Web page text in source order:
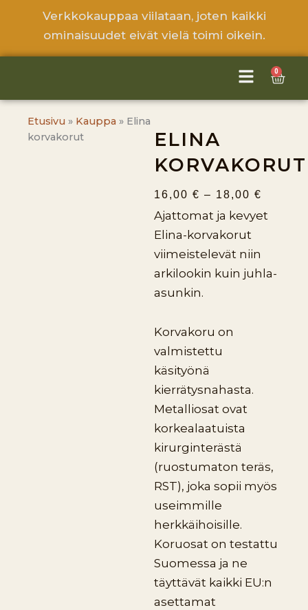
Verkkokauppaa viilataan, joten kaikki
ominaisuudet eivät vielä toimi oikein.
0
Cart
ELINA
KORVAKORUT
16,00 € – 18,00 €
16,00 €
Ajattomat ja kevyet
Elina-korvakorut
viimeistelevät niin
arkilookin kuin juhla-
asunkin.
Korvakoru on
valmistettu
käsityönä
kierrätysnahasta.
Metalliosat ovat
korkealaatuista
kirurginterästä
(ruostumaton teräs,
RST), joka sopii myös
useimmille
herkkäihoisille.
Koruosat on testattu
Suomessa ja ne
täyttävät kaikki EU:n
asettamat
Etusivu » Kauppa » Elina
korvakorut